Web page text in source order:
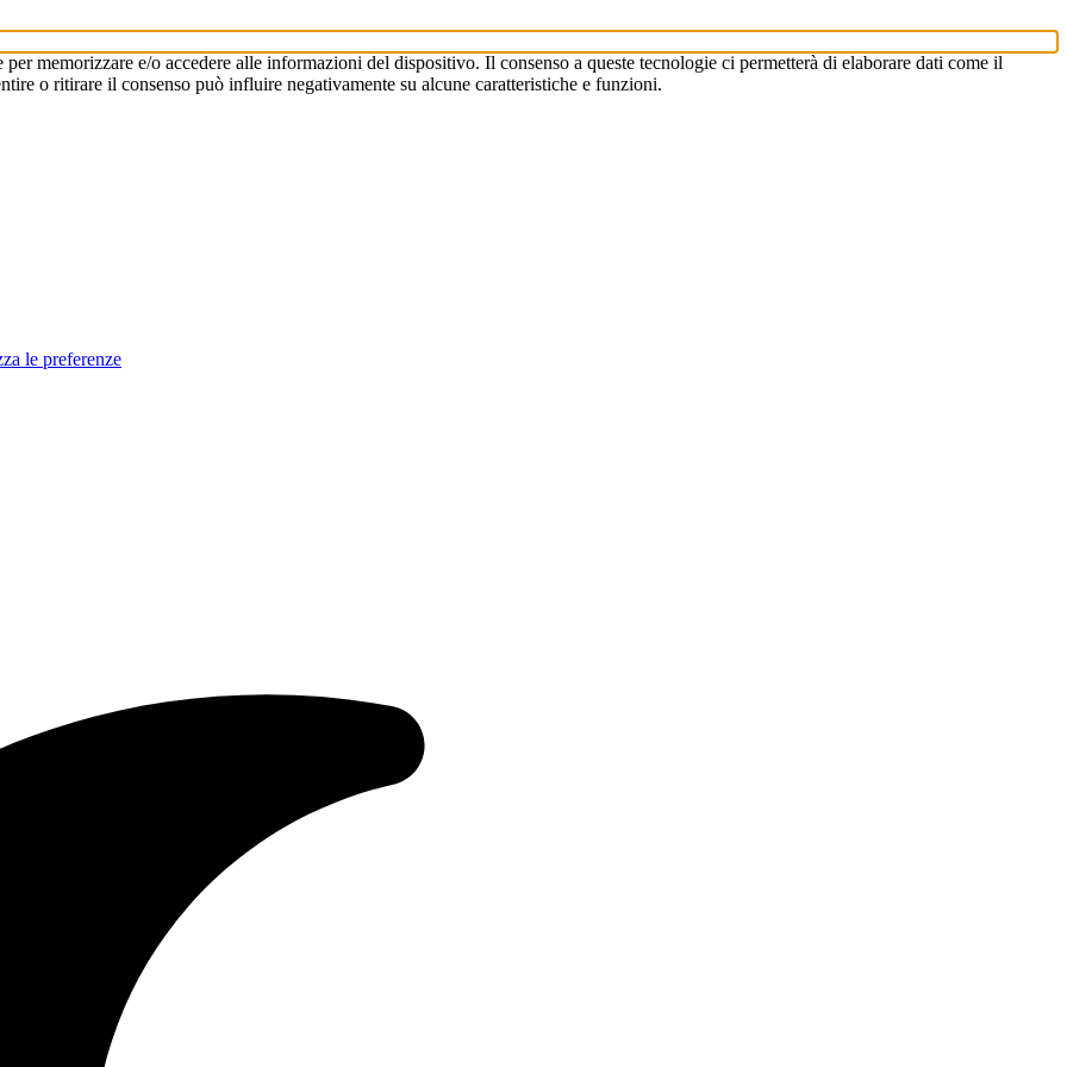
memorizzare e/o accedere alle informazioni del dispositivo. Il consenso a queste tecnologie ci permetterà di elaborare dati come il
o ritirare il consenso può influire negativamente su alcune caratteristiche e funzioni.
le preferenze